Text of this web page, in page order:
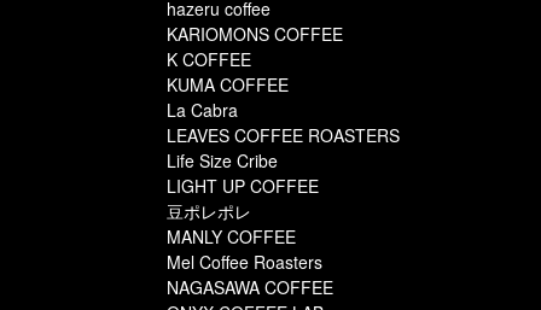
hazeru coffee
KARIOMONS COFFEE
K COFFEE
KUMA COFFEE
La Cabra
LEAVES COFFEE ROASTERS
Life Size Cribe
LIGHT UP COFFEE
豆ポレポレ
MANLY COFFEE
Mel Coffee Roasters
NAGASAWA COFFEE